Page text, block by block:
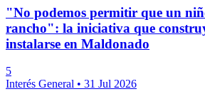
"No podemos permitir que un
rancho": la iniciativa que
instalarse en Maldonado
5
Interés General • 31 Jul 2026